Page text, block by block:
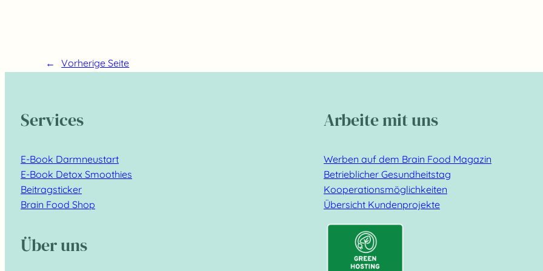
← Vorherige Seite
Services
E-Book Darmneustart
E-Book Detox Smoothies
Beitragsticker
Brain Food Shop
Über uns
Arbeite mit uns
Werben auf dem Brain Food Magazin
Betrieblicher Gesundheitstag
Kooperationsmöglichkeiten
Übersicht Kundenprojekte